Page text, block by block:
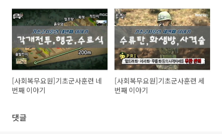
[사회복무요원]기초군사훈련 네
번째 이야기
[사회복무요원]기초군사훈련 세
번째 이야기
댓글